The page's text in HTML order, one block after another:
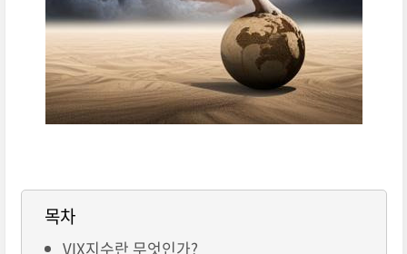
목차
VIX지수란 무엇인가?